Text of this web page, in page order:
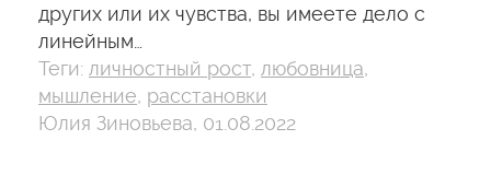
других или их чувства, вы имеете дело с
линейным…
Теги: личностный рост, любовница,
мышление, расстановки
Юлия Зиновьева, 01.08.2022